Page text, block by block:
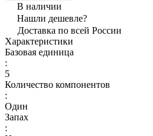
В наличии
Нашли дешевле?
Доставка по всей России
Характеристики
Базовая единица
:
5
Количество компонентов
:
Один
Запах
: